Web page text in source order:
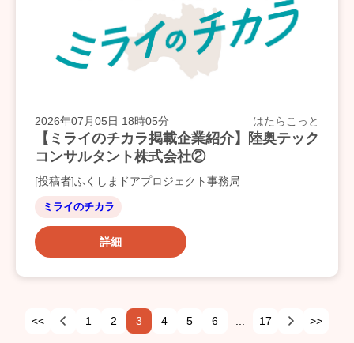
2026年07月05日 18時05分 はたらこっと
【ミライのチカラ掲載企業紹介】陸奥テック
コンサルタント株式会社②
[投稿者]ふくしまドアプロジェクト事務局
ミライのチカラ
詳細
<< 1 2 3 4 5 6 17 >>